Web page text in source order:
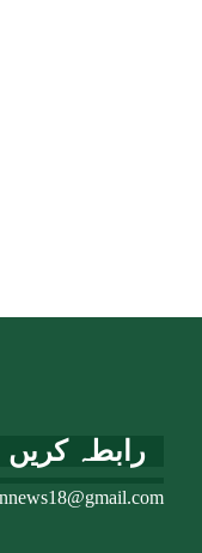
رابطہ کریں